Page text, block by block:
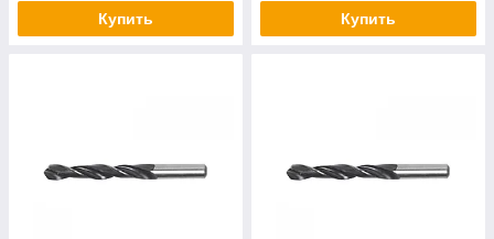
Купить Купить